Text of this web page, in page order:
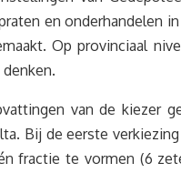
en onderhandelen
Op provinciaal
van de kiezer
Bij de eerste
fractie te vormen (6